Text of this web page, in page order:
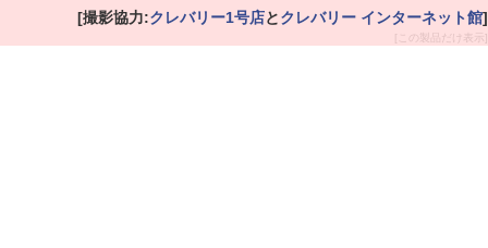
[撮影協力:クレバリー1号店とクレバリー インターネット館]
[この製品だけ表示]